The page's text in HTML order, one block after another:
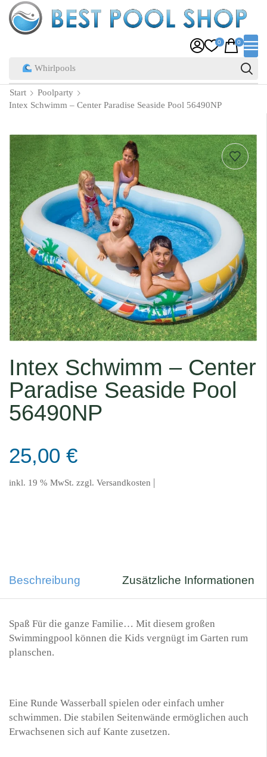
Pool Zubehör
0 0
Start
Poolparty
Intex Schwimm – Center Paradise Seaside Pool 56490NP
Intex Schwimm – Center
Paradise Seaside Pool
56490NP
25,00 €
inkl. 19 % MwSt. zzgl. Versandkosten
Beschreibung Zusätzliche Informationen
Spaß Für die ganze Familie… Mit diesem großen
Swimmingpool können die Kids vergnügt im Garten rum
planschen.
Eine Runde Wasserball spielen oder einfach umher
schwimmen. Die stabilen Seitenwände ermöglichen auch
Erwachsenen sich auf Kante zusetzen.